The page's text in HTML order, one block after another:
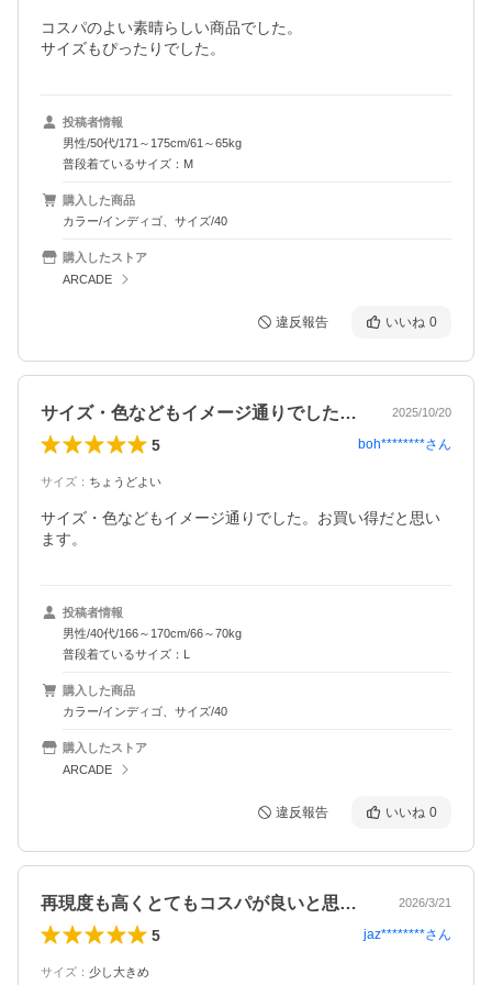
コスパのよい素晴らしい商品でした。
サイズもぴったりでした。
投稿者情報
男性/50代/171～175cm/61～65kg
普段着ているサイズ：M
購入した商品
カラー/インディゴ、サイズ/40
購入したストア
ARCADE
違反報告 いいね 0
サイズ・色などもイメージ通りでした。お… 2025/10/20
5 boh********さん
サイズ ： ちょうどよい
サイズ・色などもイメージ通りでした。お買い得だと思い
ます。
投稿者情報
男性/40代/166～170cm/66～70kg
普段着ているサイズ：L
購入した商品
カラー/インディゴ、サイズ/40
購入したストア
ARCADE
違反報告 いいね 0
再現度も高くとてもコスパが良いと思いま… 2026/3/21
5 jaz********さん
サイズ ： 少し大きめ